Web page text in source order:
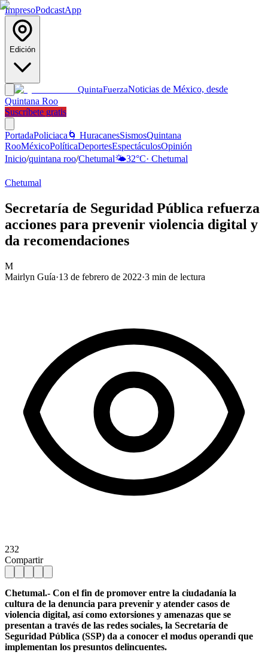
ImpresoPodcastApp
Edición
QuintaFuerzaNoticias de México, desde
Quintana Roo
Suscríbete gratis
PortadaPoliciaca 🌀 HuracanesSismosQuintana
RooMéxicoPolíticaDeportesEspectáculosOpinión
Inicio/quintana roo/Chetumal🌤️32°C· Chetumal
Chetumal
Secretaría de Seguridad Pública refuerza
acciones para prevenir violencia digital y
da recomendaciones
M
Mairlyn Guía·13 de febrero de 2022·3 min de lectura
232
Compartir
Chetumal.- Con el fin de promover entre la ciudadanía la
cultura de la denuncia para prevenir y atender casos de
violencia digital, así como extorsiones y amenazas que se
presentan a través de las redes sociales, la Secretaría de
Seguridad Pública (SSP) da a conocer el modus operandi que
implementan los presuntos delincuentes.